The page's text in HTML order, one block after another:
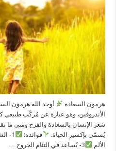
هرمون السعادة
أوجد الله هرمون
الأندروفين، وهو عبارة عن مُركّب طبيعي
شعر الإنسان بالسعادة والفرح ومتى ما
يُسمّى بإكسير الحياة.
فوائده: 1- الشعور بالأُلفة والسعادة
الألم
3- يُساعد في التئام الجروح …